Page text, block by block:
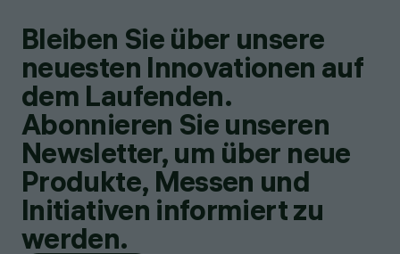
Bleiben Sie über unsere
neuesten Innovationen auf
dem Laufenden.
Abonnieren Sie unseren
Newsletter, um über neue
Produkte, Messen und
Initiativen informiert zu
werden.